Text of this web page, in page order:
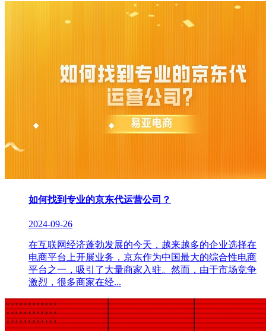
如何找到专业的京东代运营公司？
2024-09-26
在互联网经济蓬勃发展的今天，越来越多的企业选择在
电商平台上开展业务，京东作为中国最大的综合性电商
平台之一，吸引了大量商家入驻。然而，由于市场竞争
激烈，很多商家在经...